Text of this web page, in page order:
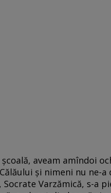
aveam amîndoi
și nimeni nu ne-
Socrate Varzămică, s-a